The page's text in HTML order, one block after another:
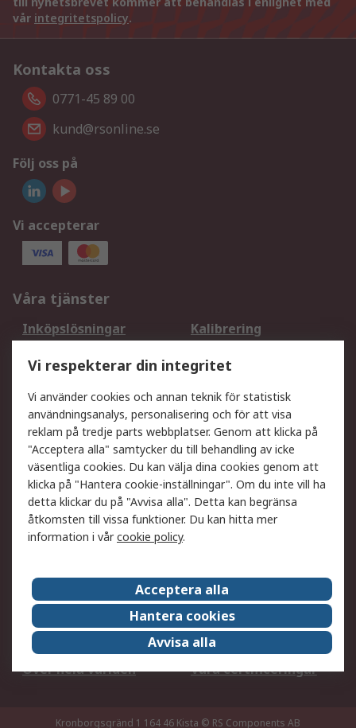
vår integritetspolicy.
Kontakta oss
0771-45 89 00
kund@rsonline.se
Följ oss på
Vi accepterar
Våra tjänster
Inköpslösningar
Kalibrering
DesignSpark
Teknisk Support
Ditt lokala säljteam
Exportlösningar
Support
Få hjälp
Retur av varor
Leverans
Spåra din order
Begär en fakturakopi
Fördelar med RS-konto
Betalningsalternativ
Om RS
Försäljningsvillkor
Det juridiska
Press Centre
Jobba hos RS
ESG
Över hela världen
Våra certificeringar
Kronborgsgränd 1 164 46 Kista © RS Components AB
Vi respekterar din integritet
Vi använder cookies och annan teknik för statistisk
användningsanalys, personalisering och för att visa
reklam på tredje parts webbplatser. Genom att klicka på
"Acceptera alla" samtycker du till behandling av icke
väsentliga cookies. Du kan välja dina cookies genom att
klicka på "Hantera cookie-inställningar". Om du inte vill ha
detta klickar du på "Avvisa alla". Detta kan begränsa
åtkomsten till vissa funktioner. Du kan hitta mer
information i vårcookie policy.
Acceptera alla
Hantera cookies
Avvisa alla